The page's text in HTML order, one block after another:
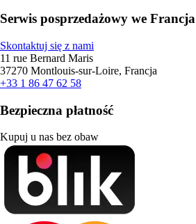
Serwis posprzedażowy we Francja
Skontaktuj się z nami
11 rue Bernard Maris
37270 Montlouis-sur-Loire, Francja
+33 1 86 47 62 58
Bezpieczna płatność
Kupuj u nas bez obaw